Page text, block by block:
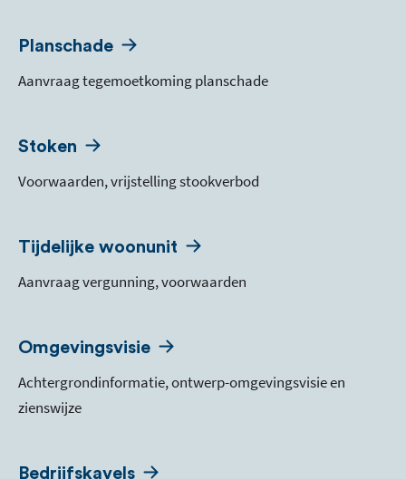
Planschade
Aanvraag tegemoetkoming planschade
Stoken
Voorwaarden, vrijstelling stookverbod
Tijdelijke woonunit
Aanvraag vergunning, voorwaarden
Omgevingsvisie
Achtergrondinformatie, ontwerp-omgevingsvisie en
zienswijze
Bedrijfskavels